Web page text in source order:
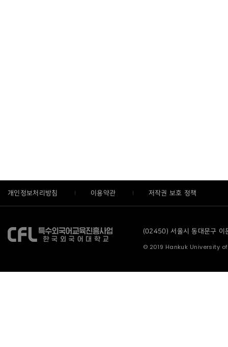
개인정보처리방침 이용약관 저작권 보호 정책
(02450) 서울시 동대문구
© 2019 Hankuk University